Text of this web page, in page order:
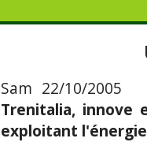
Sam 22/10/
Trenitalia, innove
exploitant